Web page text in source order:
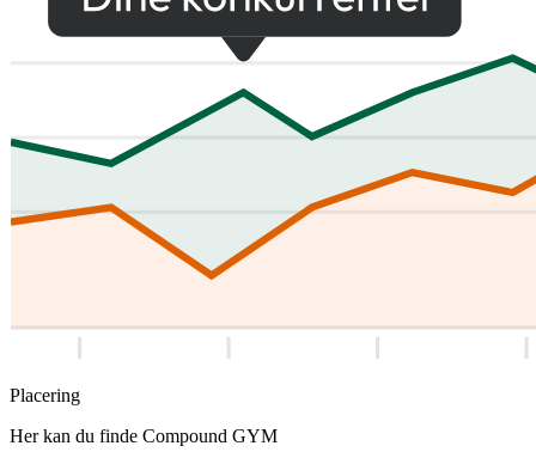
Placering
Her kan du finde Compound GYM